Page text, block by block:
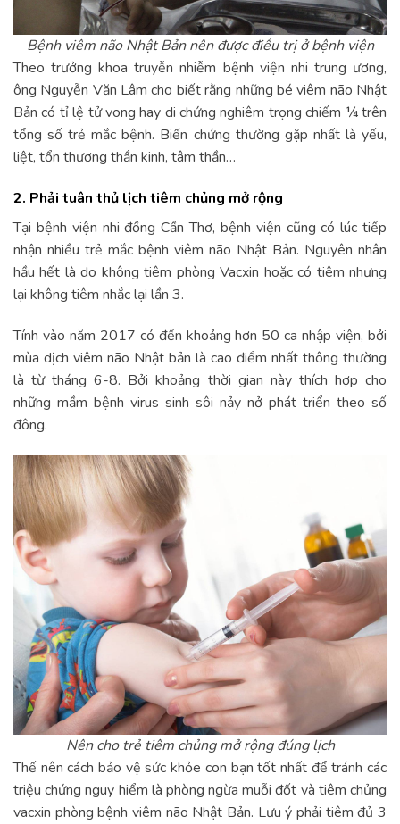
Bệnh viêm não Nhật Bản nên được điều trị ở bệnh viện
Theo trưởng khoa truyễn nhiễm bệnh viện nhi trung ương,
ông Nguyễn Văn Lâm cho biết rằng những bé viêm não Nhật
Bản có tỉ lệ tử vong hay di chứng nghiêm trọng chiếm ¼ trên
tổng số trẻ mắc bệnh. Biến chứng thường gặp nhất là yếu,
liệt, tổn thương thần kinh, tâm thần…
2. Phải tuân thủ lịch tiêm chủng mở rộng
Tại bệnh viện nhi đồng Cần Thơ, bệnh viện cũng có lúc tiếp
nhận nhiều trẻ mắc bệnh viêm não Nhật Bản. Nguyên nhân
hầu hết là do không tiêm phòng Vacxin hoặc có tiêm nhưng
lại không tiêm nhắc lại lần 3.
Tính vào năm 2017 có đến khoảng hơn 50 ca nhập viện, bởi
mùa dịch viêm não Nhật bản là cao điểm nhất thông thường
là từ tháng 6-8. Bởi khoảng thời gian này thích hợp cho
những mầm bệnh virus sinh sôi nảy nở phát triển theo số
đông.
Nên cho trẻ tiêm chủng mở rộng đúng lịch
Thế nên cách bảo vệ sức khỏe con bạn tốt nhất để tránh các
triệu chứng nguy hiểm là phòng ngừa muỗi đốt và tiêm chủng
vacxin phòng bệnh viêm não Nhật Bản. Lưu ý phải tiêm đủ 3